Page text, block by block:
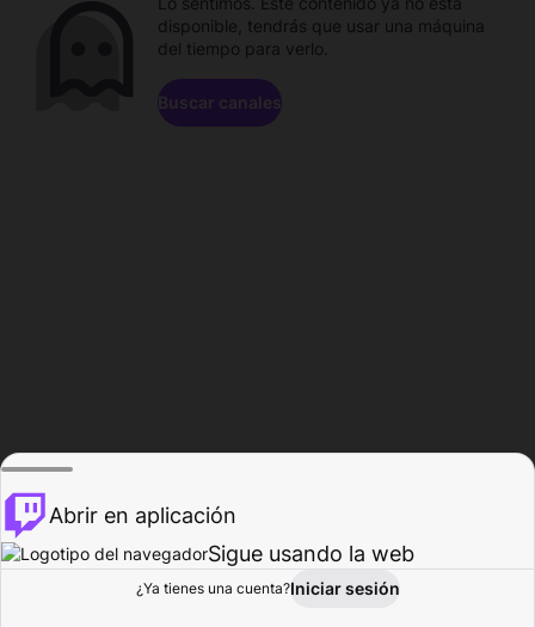
Explorar Actividad
disponible, tendrás que usar una máquina
del tiempo para verlo.
Buscar canales
Abrir en aplicación
Sigue usando la web
¿Ya tienes una cuenta?Iniciar sesión